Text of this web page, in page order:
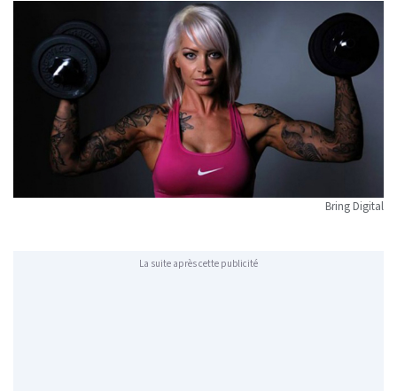
Bring Digital
La suite après cette publicité